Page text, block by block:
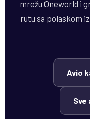
mrežu Oneworld i
rutu sa polaskom
Avio
Sve